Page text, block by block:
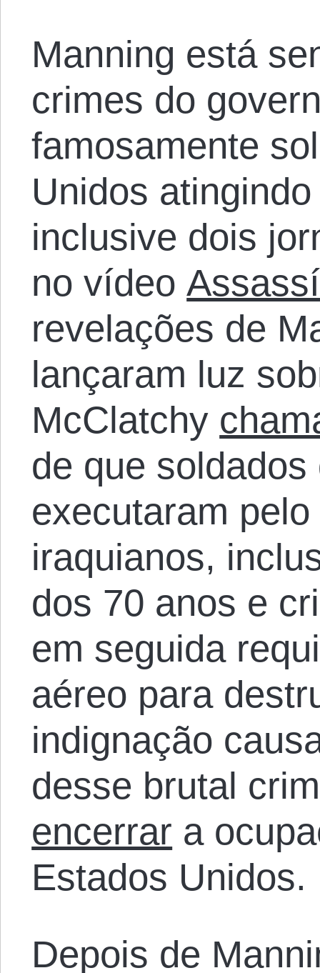
Manning está
crimes do
famosamente
Unidos
inclusive dois
no vídeo
revelações de
lançaram luz
McClatchy
de que
executaram
iraquianos,
dos 70 anos e
em seguida
aéreo para
indignação
desse brutal
encerrar a
Estados Unidos.
Depois de